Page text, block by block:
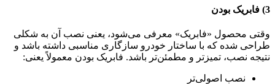
3) فابریک بودن
وقتی محصول «فابریک» معرفی می‌شود، یعنی نصب آن به شکلی
طراحی شده که با ساختار خودرو سازگاری مناسبی داشته باشد و
نتیجه نصب، تمیزتر و مطمئن‌تر باشد. فابریک بودن معمولاً یعنی:
نصب اصولی‌تر